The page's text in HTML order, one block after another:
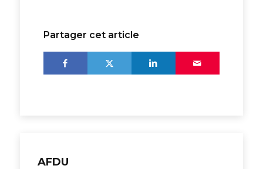
Partager cet article
AFDU